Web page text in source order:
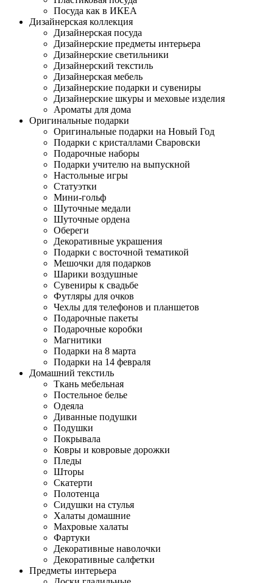
Посуда как в ИКЕА
Дизайнерская коллекция
Дизайнерская посуда
Дизайнерские предметы интерьера
Дизайнерские светильники
Дизайнерский текстиль
Дизайнерская мебель
Дизайнерские подарки и сувениры
Дизайнерские шкуры и меховые изделия
Ароматы для дома
Оригинальные подарки
Оригинальные подарки на Новый Год
Подарки с кристаллами Сваровски
Подарочные наборы
Подарки учителю на выпускной
Настольные игры
Статуэтки
Мини-гольф
Шуточные медали
Шуточные ордена
Обереги
Декоративные украшения
Подарки с восточной тематикой
Мешочки для подарков
Шарики воздушные
Сувениры к свадьбе
Футляры для очков
Чехлы для телефонов и планшетов
Подарочные пакеты
Подарочные коробки
Магнитики
Подарки на 8 марта
Подарки на 14 февраля
Домашний текстиль
Ткань мебельная
Постельное белье
Одеяла
Диванные подушки
Подушки
Покрывала
Ковры и ковровые дорожки
Пледы
Шторы
Скатерти
Полотенца
Сидушки на стулья
Халаты домашние
Махровые халаты
Фартуки
Декоративные наволочки
Декоративные салфетки
Предметы интерьера